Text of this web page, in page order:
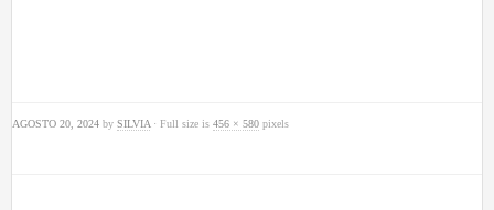
AGOSTO 20, 2024 bySILVIA · Full size is456 × 580 pixels